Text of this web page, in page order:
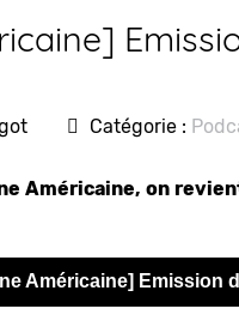
Catégorie :
Américaine, on
Américaine] Emission